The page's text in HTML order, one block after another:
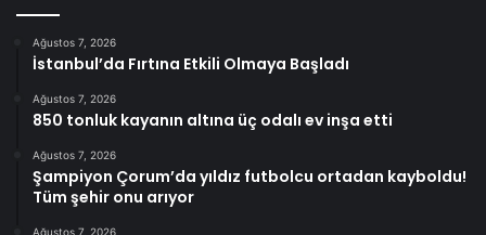
Ağustos 7, 2026
İstanbul’da Fırtına Etkili Olmaya Başladı
Ağustos 7, 2026
850 tonluk kayanın altına üç odalı ev inşa etti
Ağustos 7, 2026
Şampiyon Çorum’da yıldız futbolcu ortadan kayboldu!
Tüm şehir onu arıyor
Ağustos 7, 2026